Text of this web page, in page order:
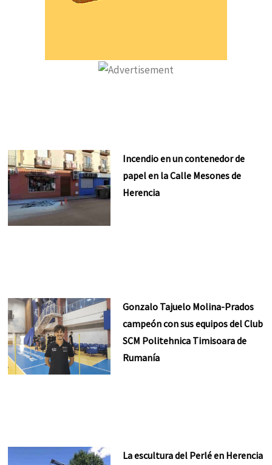
Incendio en un contenedor de
papel en la Calle Mesones de
Herencia
Gonzalo Tajuelo Molina-Prados
campeón con sus equipos del Club
SCM Politehnica Timisoara de
Rumanía
La escultura del Perlé en Herencia